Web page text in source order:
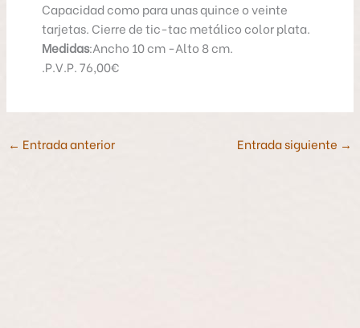
Capacidad como para unas quince o veinte
tarjetas. Cierre de tic-tac metálico color plata.
Medidas:Ancho 10 cm -Alto 8 cm.
.P.V.P. 76,00€
← Entrada anterior Entrada siguiente →